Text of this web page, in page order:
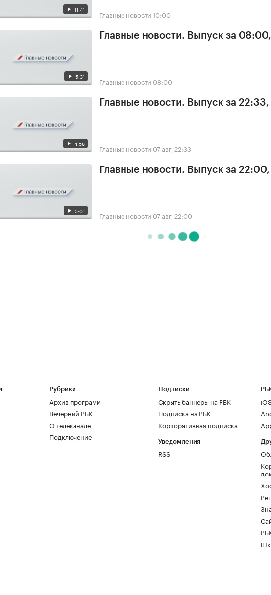
11:41 Главные новости 10:00
5:31
Главные новости. Выпуск за
Главные новости 08:00
4:58
Главные новости. Выпуск за
Главные новости 07 авг, 22:33
5:01
Главные новости. Выпуск за
Главные новости 07 авг, 22:00
Рубрики
Архив программ
Вечерний РБК
О телеканале
Подключение
Подписки
Скрыть баннеры на РБК
Подписка на РБК
Корпоративная подписка
Уведомления
RSS
iOS